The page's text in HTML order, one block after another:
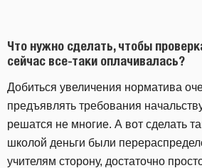
Что нужно сделать, чтобы
сейчас все-таки оплачивалась?
Добиться увеличения норматива
предъявлять требования
решатся не многие. А вот сделать
школой деньги были
учителям сторону, достаточно